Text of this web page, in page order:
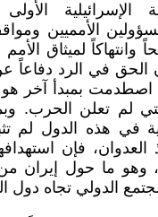
الإسرائيلية
الأمميين
وانتهاكاً لميثاق الأمم
الحق في الرد دفاعاً
بمبدأ آخر هو
لم تعلن الحرب.
في هذه الدول لم
فإن
وهو ما حول إيران
الدولي تجاه دول